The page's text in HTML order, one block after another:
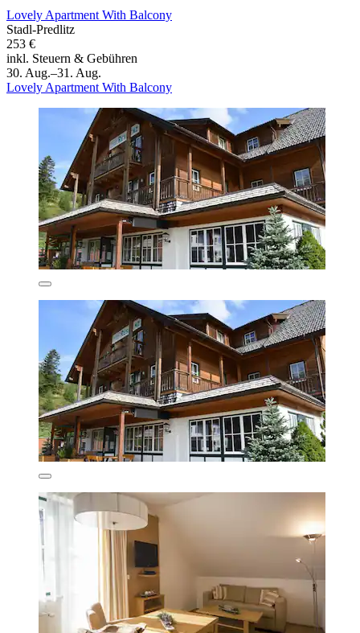
Lovely Apartment With Balcony
Stadl-Predlitz
253 €
inkl. Steuern & Gebühren
30. Aug.–31. Aug.
Lovely Apartment With Balcony